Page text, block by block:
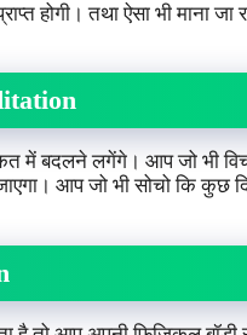
होगी। तथा ऐसा भी माना
में बदलने लगेंगे। आप जो भी
आप जो भी सोचो कि